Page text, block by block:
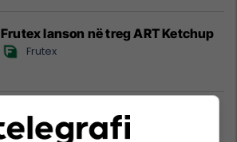
Frutex lanson në treg ART Ketchup
Frutex
UBT i pari me numrin më të madh të
programeve të akredituara në